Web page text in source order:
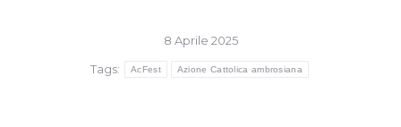
8 Aprile 2025
Tags:
AcFest Azione Cattolica ambrosiana